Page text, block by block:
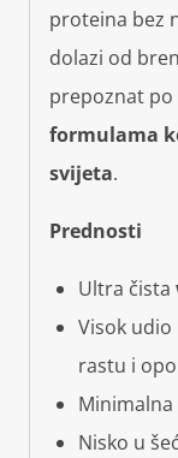
proteina bez
dolazi od
prepoznat po
formulama
svijeta.
Prednosti
Ultra čista
Visok
rastu i
Nisko u